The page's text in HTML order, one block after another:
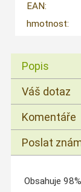
EAN:
hmotnost:
Popis
Váš dotaz
Komentáře
Poslat
Obsahuje